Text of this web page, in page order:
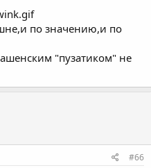
по значению,и по
"пузатиком" не
#66